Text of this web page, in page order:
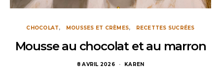
CHOCOLAT MOUSSES ET CRÈMES RECETTES SUCRÉES
Mousse au chocolat et au marron
8 AVRIL 2026 KAREN